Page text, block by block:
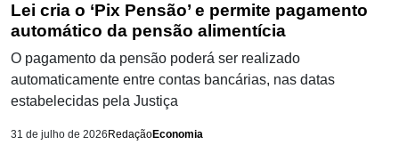
Lei cria o ‘Pix Pensão’ e permite pagamento
automático da pensão alimentícia
O pagamento da pensão poderá ser realizado
automaticamente entre contas bancárias, nas datas
estabelecidas pela Justiça
31 de julho de 2026 RedaçãoEconomia